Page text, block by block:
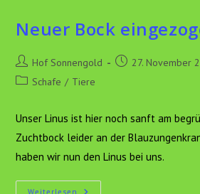
Neuer Bock
Beitrags-
Autor:
Hof Sonnengold
Beitrag27. November
Beitrags-
Schafe / Tiere
Unser Linus ist hier noch sanft am
Zuchtbock leider an der
haben wir nun den Linus bei uns.
Weiterlesen